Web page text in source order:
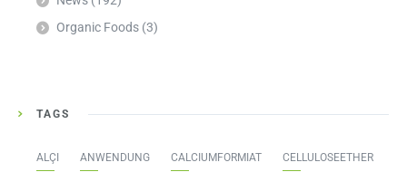
Organic Foods (3)
TAGS
ALÇI ANWENDUNG CALCIUMFORMIAT CELLULOSEETHER